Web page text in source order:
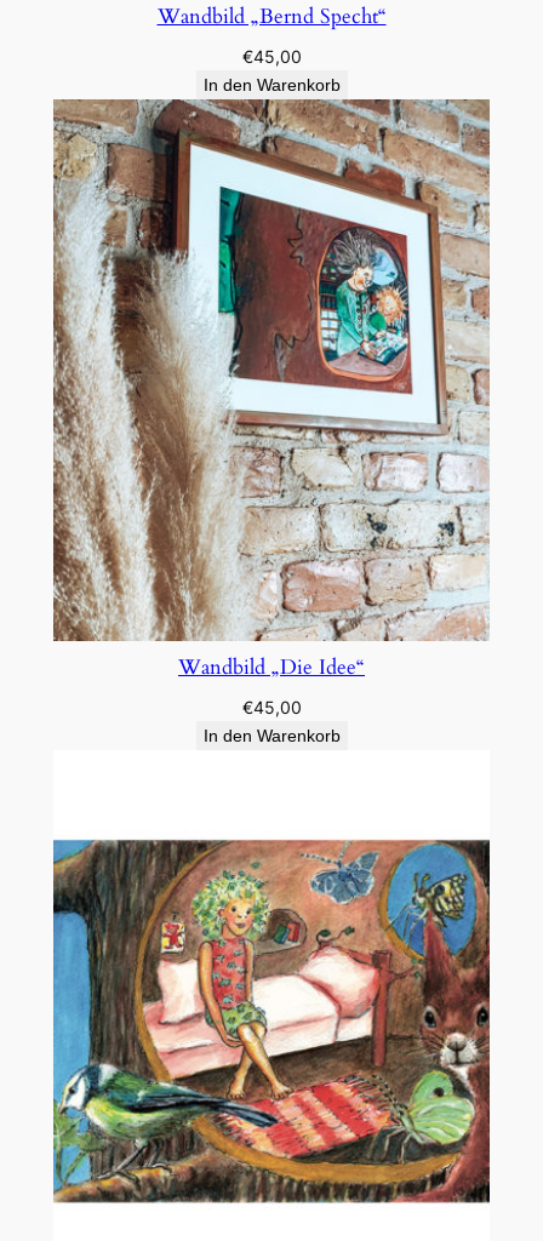
Wandbild „Bernd Specht“
€45,00
In den Warenkorb
Wandbild „Die Idee“
€45,00
In den Warenkorb